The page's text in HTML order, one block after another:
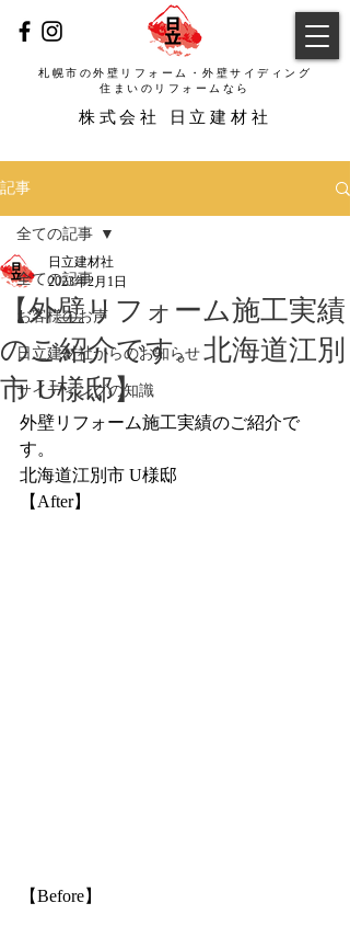
札幌市の外壁リフォーム・外壁サイディング
​株式会社 日立建材社
​住まいのリフォームなら
記事
全ての記事
お客様のお声
日立建材社からのお知らせ
サイディングの知識
全ての記事
【外壁リフォーム施工実績
のご紹介です。北海道江別
市 U様邸】
日立建材社
2023年2月1日
外壁リフォーム施工実績のご紹介で
す。
北海道江別市 U様邸
【After】
【Before】